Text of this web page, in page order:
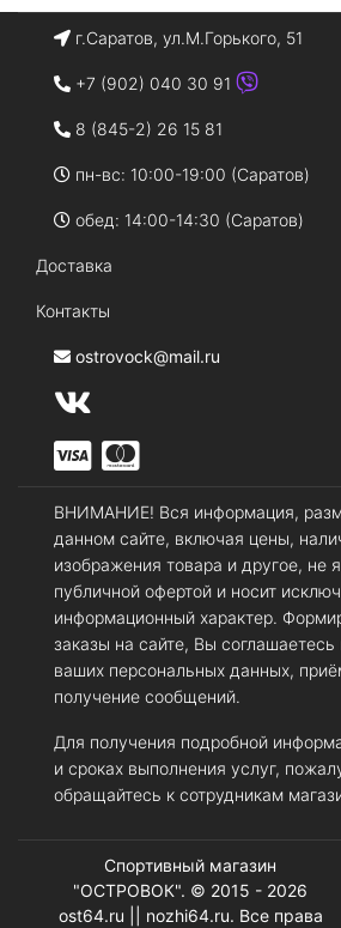
г.Саратов, ул.М.Горького, 51
+7 (902) 040 30 91
8 (845-2) 26 15 81
пн-вс: 10:00-19:00 (Саратов)
обед: 14:00-14:30 (Саратов)
Доставка
Контакты
ostrovock@mail.ru
ВНИМАНИЕ! Вся информация,
данном сайте, включая цены,
изображения товара и другое, не
публичной офертой и носит
информационный характер.
заказы на сайте, Вы соглашаетесь
ваших персональных данных,
получение сообщений.
Для получения подробной
и сроках выполнения услуг,
обращайтесь к сотрудникам
Спортивный магазин
"ОСТРОВОК". © 2015 - 2026
ost64.ru || nozhi64.ru. Все права